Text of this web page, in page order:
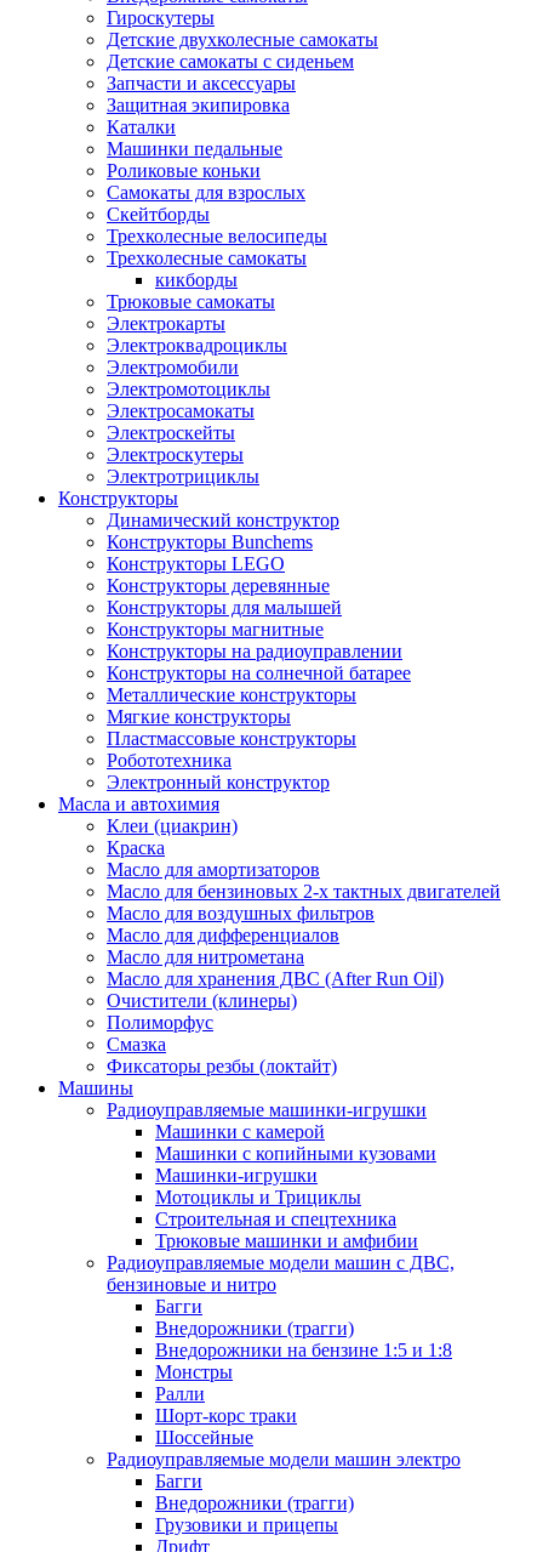
Гироскутеры
Детские двухколесные самокаты
Детские самокаты с сиденьем
Запчасти и аксессуары
Защитная экипировка
Каталки
Машинки педальные
Роликовые коньки
Самокаты для взрослых
Скейтборды
Трехколесные велосипеды
Трехколесные самокаты
кикборды
Трюковые самокаты
Электрокарты
Электроквадроциклы
Электромобили
Электромотоциклы
Электросамокаты
Электроскейты
Электроскутеры
Электротрициклы
Конструкторы
Динамический конструктор
Конструкторы Bunchems
Конструкторы LEGO
Конструкторы деревянные
Конструкторы для малышей
Конструкторы магнитные
Конструкторы на радиоуправлении
Конструкторы на солнечной батарее
Металлические конструкторы
Мягкие конструкторы
Пластмассовые конструкторы
Робототехника
Электронный конструктор
Масла и автохимия
Клеи (циакрин)
Краска
Масло для амортизаторов
Масло для бензиновых 2-х тактных двигателей
Масло для воздушных фильтров
Масло для дифференциалов
Масло для нитрометана
Масло для хранения ДВС (After Run Oil)
Очистители (клинеры)
Полиморфус
Смазка
Фиксаторы резбы (локтайт)
Машины
Радиоуправляемые машинки-игрушки
Машинки с камерой
Машинки с копийными кузовами
Машинки-игрушки
Мотоциклы и Трициклы
Строительная и спецтехника
Трюковые машинки и амфибии
Радиоуправляемые модели машин с ДВС,
бензиновые и нитро
Багги
Внедорожники (трагги)
Внедорожники на бензине 1:5 и 1:8
Монстры
Ралли
Шорт-корс траки
Шоссейные
Радиоуправляемые модели машин электро
Багги
Внедорожники (трагги)
Грузовики и прицепы
Дрифт